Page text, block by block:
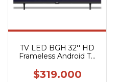
TV LED BGH 32'' HD
Frameless Android TV
$319.000